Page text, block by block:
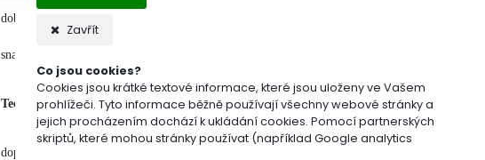
Zavřít
Co jsou cookies?
Cookies jsou krátké textové informace, které jsou uloženy ve Vašem
prohlížeči. Tyto informace běžně používají všechny webové stránky a
jejich procházením dochází k ukládání cookies. Pomocí partnerských
skriptů, které mohou stránky používat (například Google analytics
dobrá odolnost vůči plevelům
snadná údržba a univerzální využití
Technické údaje:
doporučený výsevek: 30–40 g/m²